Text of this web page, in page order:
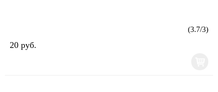
(3.7/3)
20 руб.